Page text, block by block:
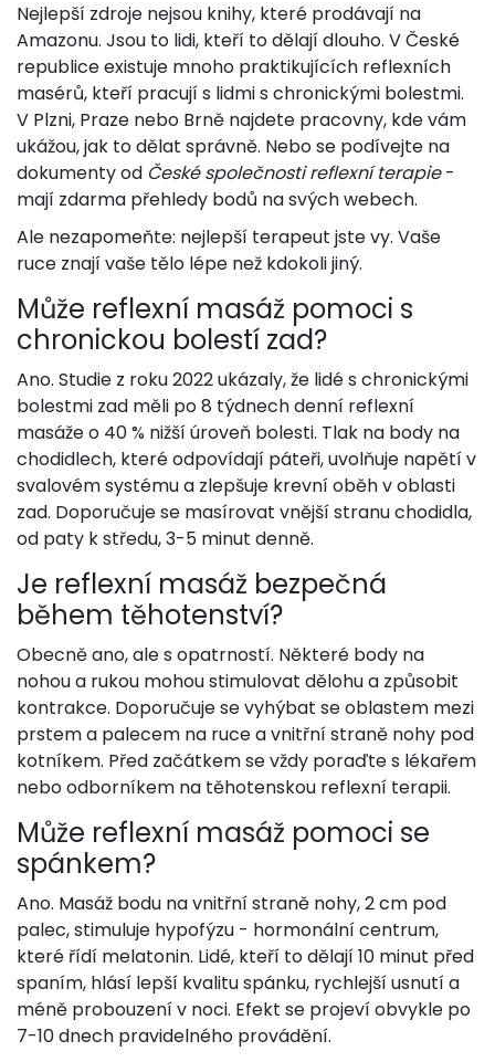
Nejlepší zdroje nejsou knihy, které prodávají na
Amazonu. Jsou to lidi, kteří to dělají dlouho. V České
republice existuje mnoho praktikujících reflexních
masérů, kteří pracují s lidmi s chronickými bolestmi.
V Plzni, Praze nebo Brně najdete pracovny, kde vám
ukážou, jak to dělat správně. Nebo se podívejte na
dokumenty od České společnosti reflexní terapie-
mají zdarma přehledy bodů na svých webech.
Ale nezapomeňte: nejlepší terapeut jste vy. Vaše
ruce znají vaše tělo lépe než kdokoli jiný.
Může reflexní masáž pomoci s
chronickou bolestí zad?
Ano. Studie z roku 2022 ukázaly, že lidé s chronickými
bolestmi zad měli po 8 týdnech denní reflexní
masáže o 40 % nižší úroveň bolesti. Tlak na body na
chodidlech, které odpovídají páteři, uvolňuje napětí v
svalovém systému a zlepšuje krevní oběh v oblasti
zad. Doporučuje se masírovat vnější stranu chodidla,
od paty k středu, 3-5 minut denně.
Je reflexní masáž bezpečná
během těhotenství?
Obecně ano, ale s opatrností. Některé body na
nohou a rukou mohou stimulovat dělohu a způsobit
kontrakce. Doporučuje se vyhýbat se oblastem mezi
prstem a palecem na ruce a vnitřní straně nohy pod
kotníkem. Před začátkem se vždy poraďte s lékařem
nebo odborníkem na těhotenskou reflexní terapii.
Může reflexní masáž pomoci se
spánkem?
Ano. Masáž bodu na vnitřní straně nohy, 2 cm pod
palec, stimuluje hypofýzu - hormonální centrum,
které řídí melatonin. Lidé, kteří to dělají 10 minut před
spaním, hlásí lepší kvalitu spánku, rychlejší usnutí a
méně probouzení v noci. Efekt se projeví obvykle po
7-10 dnech pravidelného provádění.